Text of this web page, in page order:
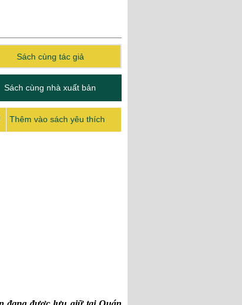
Sách cùng tác giả
Sách cùng nhà xuất bản
Thêm vào sách yêu thích